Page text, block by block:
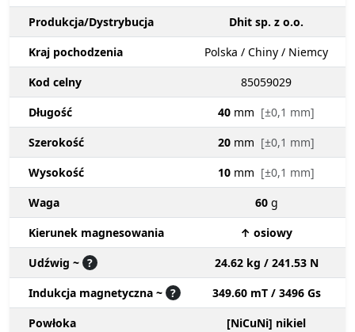
Produkcja/Dystrybucja
Dhit sp. z o.o.
Kraj pochodzenia
Polska / Chiny / Niemcy
Kod celny
85059029
Długość
40 mm [±0,1 mm]
Szerokość
20 mm [±0,1 mm]
Wysokość
10 mm [±0,1 mm]
Waga
60 g
Kierunek magnesowania
↑ osiowy
Udźwig ~ ?
24.62 kg / 241.53 N
Indukcja magnetyczna ~ ?
349.60 mT / 3496 Gs
Powłoka
[NiCuNi] nikiel